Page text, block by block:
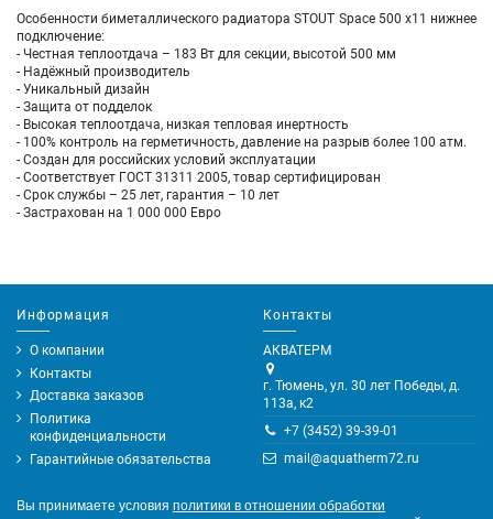
Особенности биметаллического радиатораSTOUT Space 500 х11 нижнее
подключение:
- Честная теплоотдача – 183 Вт для секции, высотой 500 мм
- Надёжный производитель
- Уникальный дизайн
- Защита от подделок
- Высокая теплоотдача, низкая тепловая инертность
- 100% контроль на герметичность, давление на разрыв более 100 атм.
- Создан для российских условий эксплуатации
- Соответствует ГОСТ 31311 2005, товар сертифицирован
- Срок службы – 25 лет, гарантия – 10 лет
- Застрахован на 1 000 000 Евро
Информация
О компании
Контакты
Доставка заказов
Политика
конфиденциальности
Гарантийные обязательства
Контакты
АКВАТЕРМ
г. Тюмень, ул. 30 лет Победы, д.
113а, к2
+7 (3452) 39-39-01
mail@aquatherm72.ru
Вы принимаете условия политики в отношении обработки